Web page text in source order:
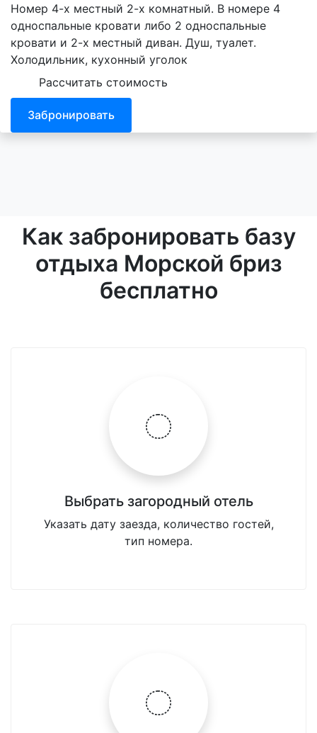
Номер 4-х местный 2-х комнатный. В номере 4
односпальные кровати либо 2 односпальные
кровати и 2-х местный диван. Душ, туалет.
Холодильник, кухонный уголок
Рассчитать стоимость
Забронировать
Как забронировать базу
отдыха Морской бриз
бесплатно
Выбрать загородный отель
Указать дату заезда, количество гостей,
тип номера.